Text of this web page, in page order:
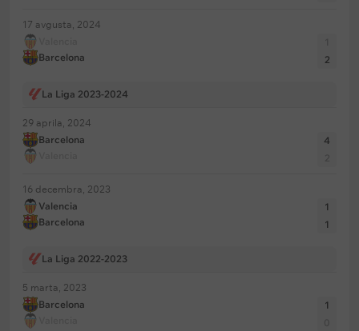
17 avgusta, 2024
Barcelona
2
La Liga 2023-2024
29 aprila, 2024
Barcelona
4
16 decembra, 2023
Valencia
Barcelona
1
1
La Liga 2022-2023
5 marta, 2023
Barcelona
1